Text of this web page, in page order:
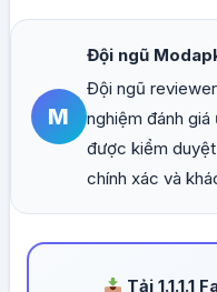
M
Đội ngũ
Đội ngũ
nghiệm đánh
được kiểm
chính xác và
Tải 1.1.1.1